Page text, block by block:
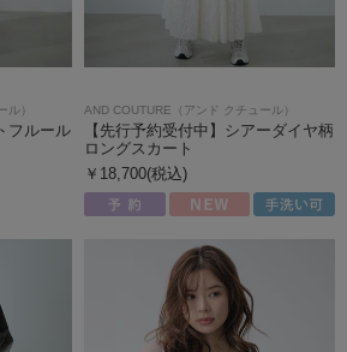
ル）
フルール
AND COUTURE（アンド クチュール）
【先行予約受付中】シアーダイヤ柄
ロングスカート
￥18,700(税込)